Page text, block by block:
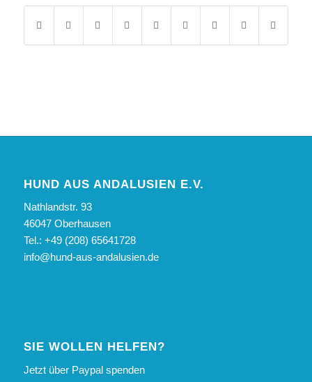
HUND AUS ANDALUSIEN E.V.
Nathlandstr. 93
46047 Oberhausen
Tel.: +49 (208) 65641728
info@hund-aus-andalusien.de
SIE WOLLEN HELFEN?
Jetzt über Paypal spenden